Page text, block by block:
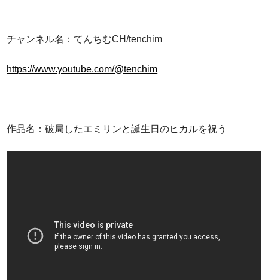
チャンネル名：てんちむCH/tenchim
https://www.youtube.com/@tenchim
作品名：破局したエミリンと誕生日のヒカルを祝う